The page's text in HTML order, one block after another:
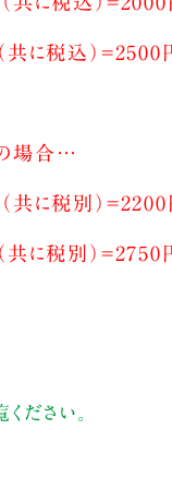
共に税込）=2500
の場合…
共に税別）=2200
共に税別）=2750
ださい。